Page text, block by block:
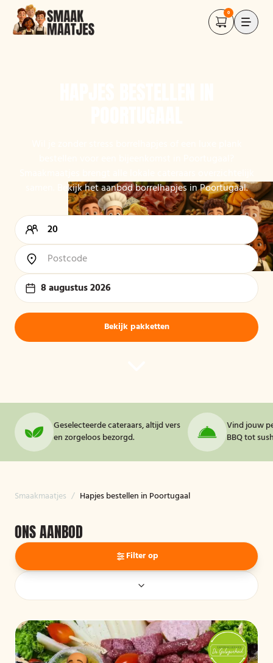
0
samen. Bekijk het aanbod borrelhapjes in Poortugaal.
8 augustus 2026
Bekijk pakketten
Geselecteerde cateraars, altijd vers
en zorgeloos bezorgd.
Vind jouw
BBQ tot
Smaakmaatjes / Hapjes bestellen in Poortugaal
ONS AANBOD
Filter op